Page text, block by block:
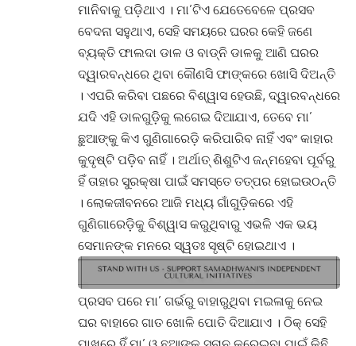
ମାନିବାକୁ ପଡ଼ିଥାଏ । ମା’ଟିଏ ଯେତେବେଳେ ପ୍ରସବ
ବେଦନା ସହୁଥାଏ, ସେହି ସମୟରେ ଘରର କେହି ଜଣେ
ବ୍ୟକ୍ତି ଫାଲଦା ଡାଳ ଓ ବାଡ୍‌ନି ଡାଳକୁ ଆଣି ଘରର
ଦ୍ୱାରବନ୍ଧରେ ଥିବା କୌଣସି ଫାଙ୍କରେ ଖୋସି ଦିଅନ୍ତି
। ଏପରି କରିବା ପଛରେ ବିଶ୍ୱାସ ହେଉଛି, ଦ୍ୱାରବନ୍ଧରେ
ଯଦି ଏହି ଡାଳଗୁଡ଼ିକୁ ଲଗେଇ ଦିଆଯାଏ, ତେବେ ମା’
ଛୁଆଙ୍କୁ କିଏ ଗୁଣିଗାରେଡ଼ି କରିପାରିବ ନାହିଁ ଏବଂ କାହାର
କୁଦୃଷ୍ଟି ପଡ଼ିବ ନାହିଁ । ଅର୍ଥାତ୍ ଶିଶୁଟିଏ ଜନ୍ମହେବା ପୂର୍ବରୁ
ହିଁ ତାହାର ସୁରକ୍ଷା ପାଇଁ ସମସ୍ତେ ତତ୍ପର ହୋଇଉଠନ୍ତି
। ଲୋକଜୀବନରେ ଆଜି ମଧ୍ୟ ଗାଁଗୁଡ଼ିକରେ ଏହି
ଗୁଣିଗାରେଡ଼ିକୁ ବିଶ୍ୱାସ କରୁଥିବାରୁ ଏଭଳି ଏକ ଭୟ
ସେମାନଙ୍କ ମନରେ ସ୍ୱତଃ ସୃଷ୍ଟି ହୋଇଥାଏ ।
ପ୍ରସବ ପରେ ମା’ ଗର୍ଭରୁ ବାହାରୁଥିବା ମଇଳାକୁ ନେଇ
ଘର ବାହାରେ ଗାତ ଖୋଳି ପୋତି ଦିଆଯାଏ । ଠିକ୍ ସେହି